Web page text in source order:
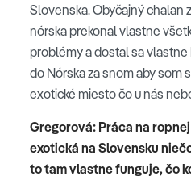
Slovenska. Obyčajný chalan
nórska prekonal vlastne
problémy a dostal sa vlastne
do Nórska za snom aby som
exotické miesto čo u nás
Gregorová: Práca na
exotická na Slovensku
to tam vlastne funguje, čo